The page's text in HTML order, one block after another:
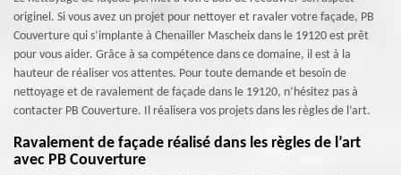
originel. Si vous avez un projet pour nettoyer et ravaler votre façade, PB
Couverture qui s’implante à Chenailler Mascheix dans le 19120 est prêt
pour vous aider. Grâce à sa compétence dans ce domaine, il est à la
hauteur de réaliser vos attentes. Pour toute demande et besoin de
nettoyage et de ravalement de façade dans le 19120, n’hésitez pas à
contacter PB Couverture. Il réalisera vos projets dans les règles de l’art.
Ravalement de façade réalisé dans les règles de l’art
avec PB Couverture